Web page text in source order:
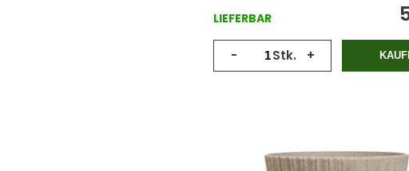
LIEFERBAR
- Stk. +